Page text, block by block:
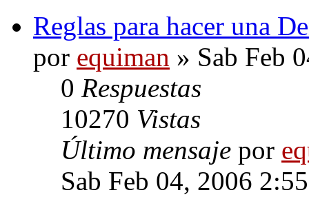
Reglas para hacer una
por equiman » Sab Feb
0 Respuestas
10270 Vistas
Último mensaje por
Sab Feb 04, 2006